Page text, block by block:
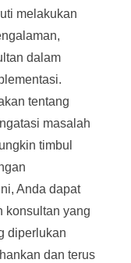
melakukan
dalam
tentang
masalah
timbul
Anda dapat
konsultan yang
diperlukan
dan terus